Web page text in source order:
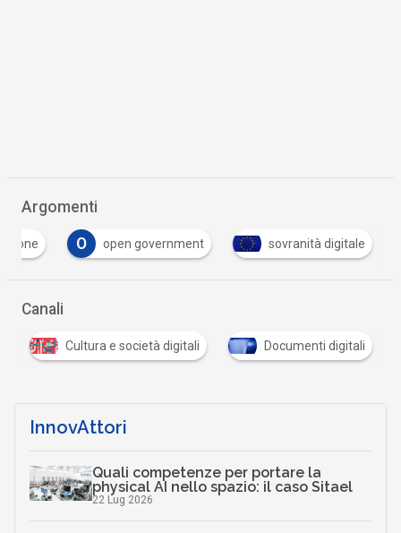
Argomenti
O open government sovranità digitale
Canali
Cultura e società digitali Documenti digitali
InnovAttori
Quali competenze per portare la
physical AI nello spazio: il caso Sitael
22 Lug 2026